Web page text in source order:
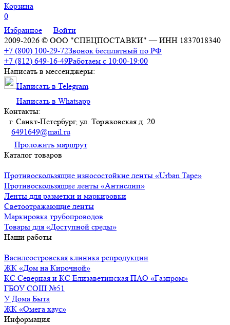
Корзина
0
Избранное
Войти
2009-2026 © ООО "СПЕЦПОСТАВКИ" — ИНН 1837018340
+7 (800) 100-29-72Звонок бесплатный по РФ
+7 (812) 649-16-49Работаем с 10:00-19:00
Написать в мессенджеры:
Написать в Telegram
Написать в Whatsapp
Контакты:
г. Санкт-Петербург, ул. Торжковская д. 20
6491649@mail.ru
Проложить маршрут
Каталог товаров
Противоскользящие износостойкие ленты «Urban Tape»
Противоскользящие ленты «Антислип»
Ленты для разметки и маркировки
Светоотражающие ленты
Маркировка трубопроводов
Товары для «Доступной среды»
Наши работы
Василеостровская клиника репродукции
ЖК «Дом на Кирочной»
КС Северная и КС Елизаветинская ПАО «Газпром»
ГБОУ СОШ №51
У Дома Быта
ЖК «Омега хаус»
Информация